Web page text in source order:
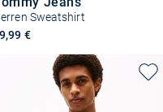
Sweatshirt
€